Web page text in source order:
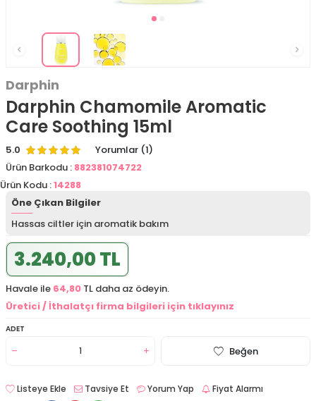
Darphin
Darphin Chamomile Aromatic
Care Soothing 15ml
5.0
Yorumlar (1)
Ürün Barkodu : 882381074722
Ürün Kodu :14288
Öne Çıkan Bilgiler
Hassas ciltler için aromatik bakım
3.240,00 TL
Havale ile 64,80 TL daha az ödeyin.
Üretici / İthalatçı firma bilgileri için tıklayınız
ADET
Beğen
Listeye Ekle Tavsiye Et Yorum Yap Fiyat Alarmı